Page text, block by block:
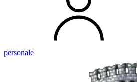
personale